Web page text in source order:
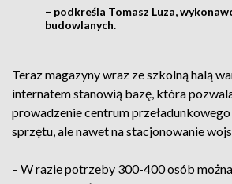
– podkreśla Tomasz Luza,
budowlanych.
Teraz magazyny wraz ze szkolną halą
internatem stanowią bazę, która
prowadzenie centrum
sprzętu, ale nawet na stacjonowanie
– W razie potrzeby 300-400 osób